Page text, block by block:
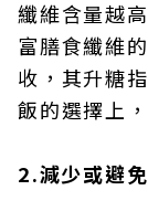
纖維含量越
富膳食纖維
收，其升糖
飯的選擇上
2.減少或避